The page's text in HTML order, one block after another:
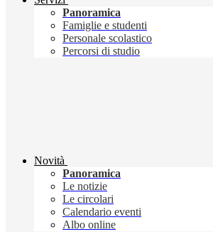
Panoramica
Famiglie e studenti
Personale scolastico
Percorsi di studio
Novità
Panoramica
Le notizie
Le circolari
Calendario eventi
Albo online